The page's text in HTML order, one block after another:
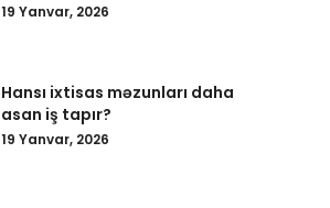
19 Yanvar, 2026
Hansı ixtisas məzunları daha
asan iş tapır?
19 Yanvar, 2026